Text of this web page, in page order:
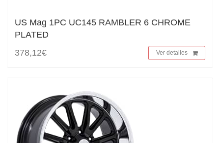
US Mag 1PC UC145 RAMBLER 6 CHROME
PLATED
378,12€
Ver detalles